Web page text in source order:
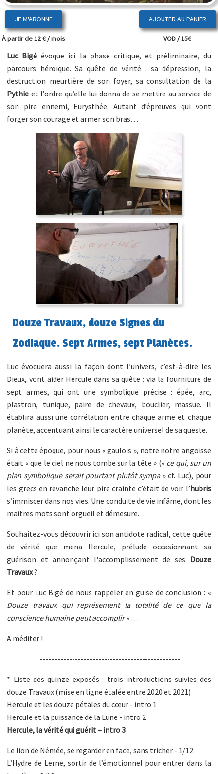
JE M'ABONNE
À partir de 12 € / mois VOD / 15€
Luc Bigé évoque ici la phase critique, et préliminaire, du
parcours héroïque. Sa quête de vérité : sa dépression, la
destruction meurtière de son foyer, sa consultation de la
Pythie et l’ordre qu’elle lui donna de se mettre au service de
son pire ennemi, Eurysthée. Autant d’épreuves qui vont
forger son courage et armer son bras…
Douze Travaux, douze Signes du
Zodiaque. Sept Armes, sept Planètes.
Luc évoquera aussi la façon dont l’univers, c’est-à-dire les
Dieux, vont aider Hercule dans sa quête : via la fourniture de
sept armes, qui ont une symbolique précise : épée, arc,
plastron, tunique, paire de chevaux, bouclier, massue. Il
établira aussi une corrélation entre chaque arme et chaque
planète, accentuant ainsi le caractère universel de sa queste.
Si à cette époque, pour nous « gaulois », notre notre angoisse
était « que le ciel ne nous tombe sur la tête » (« ce qui, sur un
plan symbolique serait pourtant plutôt sympa» cf. Luc), pour
les grecs en revanche leur pire crainte c’était de voir l’hubris
s’immiscer dans nos vies. Une conduite de vie infâme, dont les
maitres mots sont orgueil et démesure.
Souhaitez-vous découvrir ici son antidote radical, cette quête
de vérité que mena Hercule, prélude occasionnant sa
guérison et annonçant l'accomplissement de ses Douze
Travaux?
Et pour Luc Bigé de nous rappeler en guise de conclusion : «
Douze travaux qui représentent la totalité de ce que la
conscience humaine peut accomplir» …
A méditer !
------------------------------------------------
* Liste des quinze exposés : trois introductions suivies des
douze Travaux (mise en ligne étalée entre 2020 et 2021)
Hercule et les douze pétales du cœur - intro 1
Hercule et la puissance de la Lune - intro 2
Hercule, la vérité qui guérit – intro 3
Le lion de Némée, se regarder en face, sans tricher - 1/12
L’Hydre de Lerne, sortir de l’émotionnel pour entrer dans la